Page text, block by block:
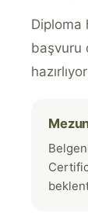
Diploma
başvuru